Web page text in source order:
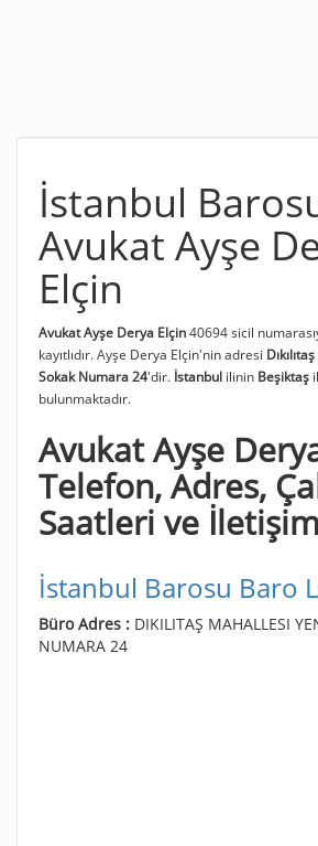
İstanbul
Avukat Ayşe
Elçin
Avukat Ayşe Derya Elçin40694 sicil
kayıtlıdır. Ayşe Derya Elçin'nin adresi
Sokak Numara 24'dir. İstanbul ilinin Beşiktaş
bulunmaktadır.
Avukat Ayşe
Telefon, Adres,
Saatleri ve
İstanbul Barosu Baro
Büro Adres : DIKILITAŞ MAHALLESI
NUMARA 24